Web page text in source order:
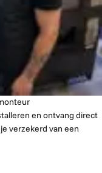
en ontvang direct
verzekerd van een